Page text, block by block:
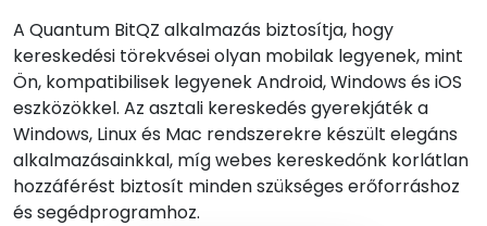
A Quantum BitQZ alkalmazás biztosítja, hogy
kereskedési törekvései olyan mobilak legyenek, mint
Ön, kompatibilisek legyenek Android, Windows és iOS
eszközökkel. Az asztali kereskedés gyerekjáték a
Windows, Linux és Mac rendszerekre készült elegáns
alkalmazásainkkal, míg webes kereskedőnk korlátlan
hozzáférést biztosít minden szükséges erőforráshoz
és segédprogramhoz.